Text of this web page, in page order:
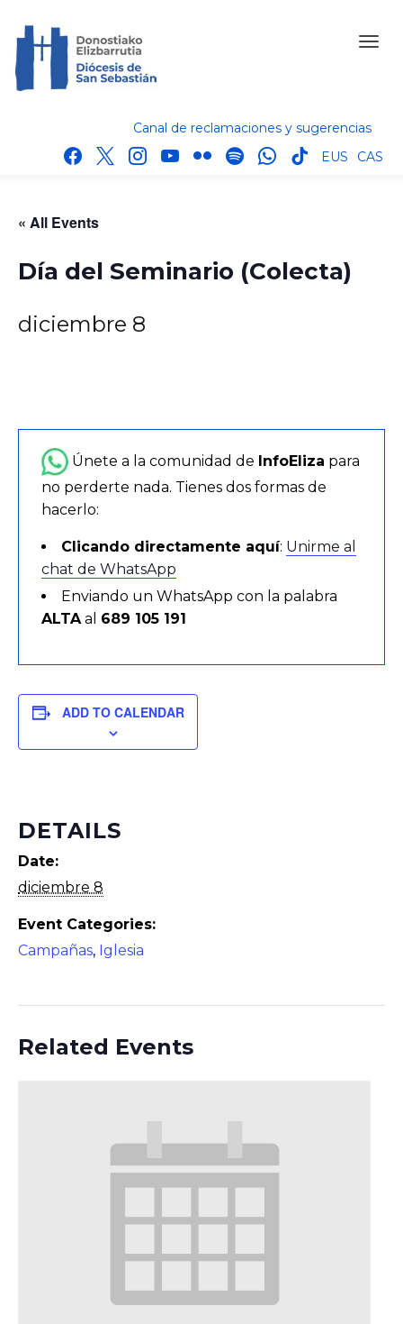
Canal de reclamaciones y sugerencias
facebook
x instagram
youtube
flickr spotifywhatsapp
tik
EUS CAS
« All Events
Día del Seminario (Colecta)
diciembre 8
Únete a la comunidad de InfoEliza para
no perderte nada. Tienes dos formas de
hacerlo:
Clicando directamente aquí: Unirme al
chat de WhatsApp
Enviando un WhatsApp con la palabra
ALTAal 689 105 191
ADD TO CALENDAR
DETAILS
Date:
diciembre 8
Event Categories:
Campañas, Iglesia
Related Events